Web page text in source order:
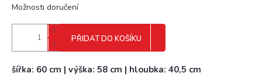
Možnosti doručení
PŘIDAT DO KOŠÍKU
šířka: 60 cm | výška: 58 cm | hloubka: 40,5 cm